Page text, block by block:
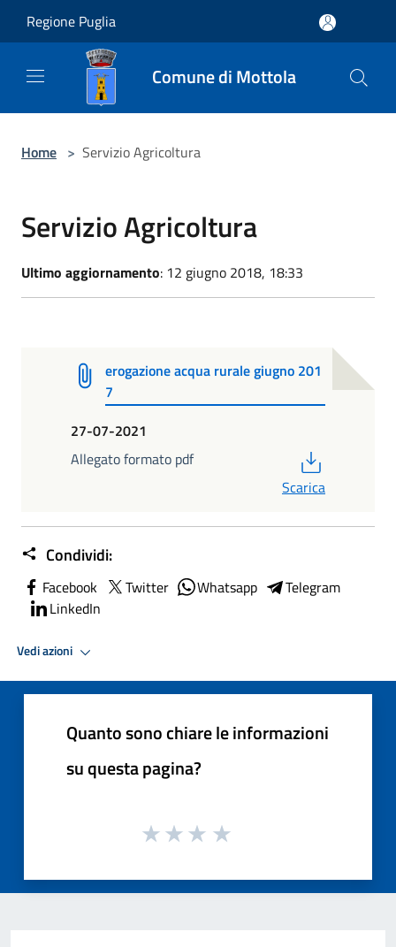
Regione Puglia
Comune di Mottola
Home > Servizio Agricoltura
Servizio Agricoltura
Ultimo aggiornamento: 12 giugno 2018, 18:33
erogazione acqua rurale giugno 201
7
27-07-2021
Allegato formato pdf
Scarica
Condividi:
Facebook Twitter Whatsapp
Telegram
LinkedIn
Vedi azioni
Quanto sono chiare le informazioni
su questa pagina?